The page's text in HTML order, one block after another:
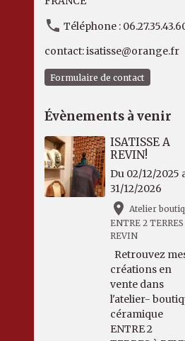
Téléphone :
contact: isatisse@orange.fr
Formulaire de contact
Évènements à venir
ISATISSE A
REVIN!
Du 02/12/2025
31/12/2026
Atelier
ENTRE 2
REVIN
Retrouvez
créations en
vente dans
l'atelier-
céramique
ENTRE 2